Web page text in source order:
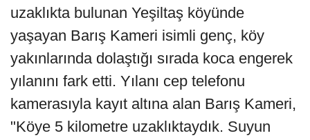
uzaklıkta bulunan Yeşiltaş köyünde
yaşayan Barış Kameri isimli genç, köy
yakınlarında dolaştığı sırada koca engerek
yılanını fark etti. Yılanı cep telefonu
kamerasıyla kayıt altına alan Barış Kameri,
"Köye 5 kilometre uzaklıktaydık. Suyun